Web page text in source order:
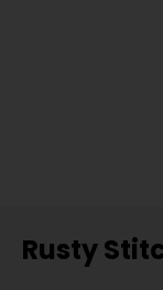
Rusty